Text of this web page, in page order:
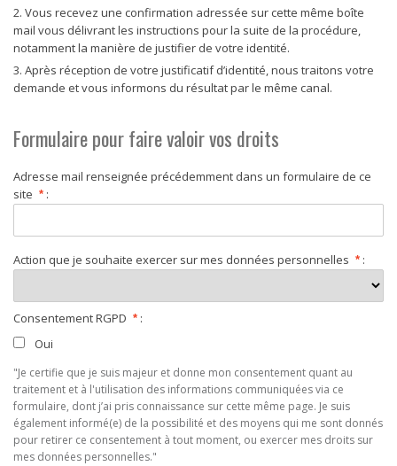
2. Vous recevez une confirmation adressée sur cette même boîte
mail vous délivrant les instructions pour la suite de la procédure,
notamment la manière de justifier de votre identité.
3. Après réception de votre justificatif d’identité, nous traitons votre
demande et vous informons du résultat par le même canal.
Formulaire pour faire valoir vos droits
Adresse mail renseignée précédemment dans un formulaire de ce
site * :
Action que je souhaite exercer sur mes données personnelles * :
Consentement RGPD * :
Oui
"Je certifie que je suis majeur et donne mon consentement quant au
traitement et à l'utilisation des informations communiquées via ce
formulaire, dont j’ai pris connaissance sur cette même page. Je suis
également informé(e) de la possibilité et des moyens qui me sont donnés
pour retirer ce consentement à tout moment, ou exercer mes droits sur
mes données personnelles."